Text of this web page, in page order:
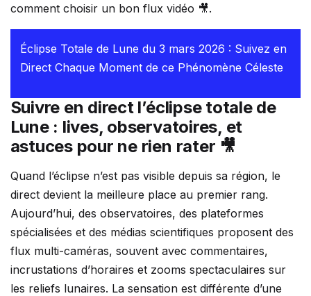
comment choisir un bon flux vidéo 🎥.
Éclipse Totale de Lune du 3 mars 2026 : Suivez en
Direct Chaque Moment de ce Phénomène Céleste
Suivre en direct l’éclipse totale de
Lune : lives, observatoires, et
astuces pour ne rien rater 🎥
Quand l’éclipse n’est pas visible depuis sa région, le
direct devient la meilleure place au premier rang.
Aujourd’hui, des observatoires, des plateformes
spécialisées et des médias scientifiques proposent des
flux multi-caméras, souvent avec commentaires,
incrustations d’horaires et zooms spectaculaires sur
les reliefs lunaires. La sensation est différente d’une